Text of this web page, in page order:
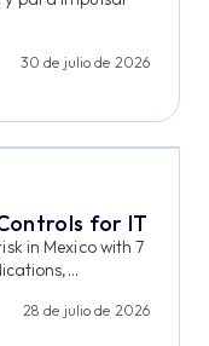
30 de julio de 2026
for IT
in Mexico with 7
28 de julio de 2026